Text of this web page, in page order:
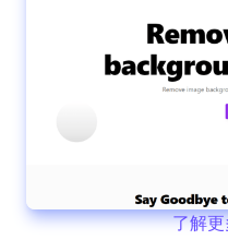
了解更